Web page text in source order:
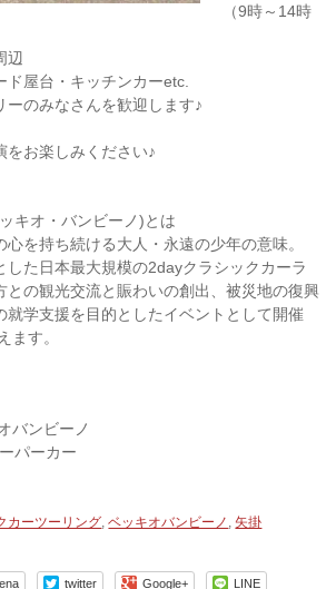
（9時～14時
辺
屋台・キッチンカーetc.
ーのみなさんを歓迎します♪
をお楽しみください♪
キオ・バンビーノ)とは
を持ち続ける大人・永遠の少年の意味。
した日本最大規模の2dayクラシックカーラ
との観光交流と賑わいの創出、被災地の復興
就学支援を目的としたイベントとして開催
ます。
バンビーノ
パーカー
カーツーリング,ベッキオバンビーノ ,矢掛
twitter Google+ LINE